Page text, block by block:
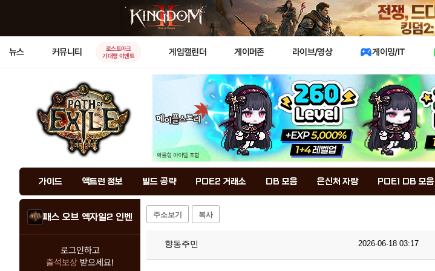
뉴스 커뮤니티
로스트아크
기대평 이벤트
게임캘린더 게이머존 라이브/영상 게이밍/IT
가이드 액트런 정보 빌드 공략 POE2 거래소 DB 모음 은신처 자랑 POE1 DB 모음
패스 오브 엑자일2 인벤
로그인하고
출석보상 받으세요!
주소보기 복사
향동주민 2026-06-18 03:17